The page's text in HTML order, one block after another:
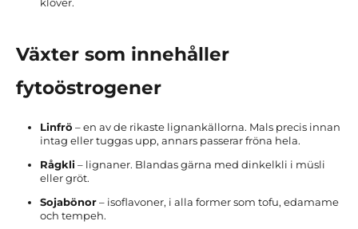
klöver.
Växter som innehåller
fytoöstrogener
Linfrö – en av de rikaste lignankällorna. Mals precis innan
intag eller tuggas upp, annars passerar fröna hela.
Rågkli – lignaner. Blandas gärna med dinkelkli i müsli
eller gröt.
Sojabönor – isoflavoner, i alla former som tofu, edamame
och tempeh.